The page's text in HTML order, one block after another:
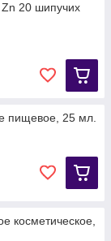
20 шипучих
пищевое, 25 мл.
косметическое,